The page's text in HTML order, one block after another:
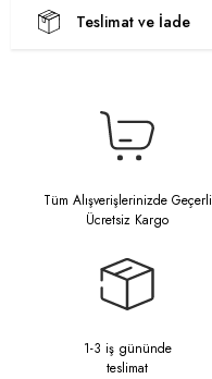
Teslimat ve İade
Tüm Alışverişlerinizde Geçerli
Ücretsiz Kargo
1-3 iş gününde
teslimat